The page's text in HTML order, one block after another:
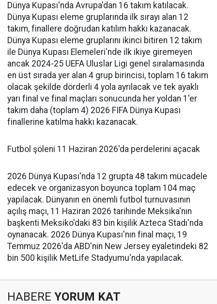
Dünya Kupası'nda Avrupa'dan 16 takım katılacak.
Dünya Kupası eleme gruplarında ilk sırayı alan 12
takım, finallere doğrudan katılım hakkı kazanacak.
Dünya Kupası eleme gruplarını ikinci bitiren 12 takım
ile Dünya Kupası Elemeleri'nde ilk ikiye giremeyen
ancak 2024-25 UEFA Uluslar Ligi genel sıralamasında
en üst sırada yer alan 4 grup birincisi, toplam 16 takım
olacak şekilde dörderli 4 yola ayrılacak ve tek ayaklı
yarı final ve final maçları sonucunda her yoldan 1'er
takım daha (toplam 4) 2026 FIFA Dünya Kupası
finallerine katılma hakkı kazanacak.
Futbol şöleni 11 Haziran 2026'da perdelerini açacak
2026 Dünya Kupası'nda 12 grupta 48 takım mücadele
edecek ve organizasyon boyunca toplam 104 maç
yapılacak. Dünyanın en önemli futbol turnuvasının
açılış maçı, 11 Haziran 2026 tarihinde Meksika'nın
başkenti Meksiko'daki 83 bin kişilik Azteca Stadı'nda
oynanacak. 2026 Dünya Kupası'nın final maçı, 19
Temmuz 2026'da ABD'nin New Jersey eyaletindeki 82
bin 500 kişilik MetLife Stadyumu'nda yapılacak.
HABERE YORUM KAT